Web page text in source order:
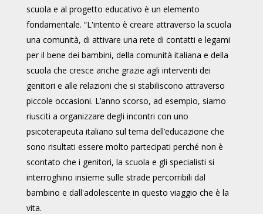
scuola e al progetto educativo è un elemento
fondamentale. “L'intento è creare attraverso la scuola
una comunità, di attivare una rete di contatti e legami
per il bene dei bambini, della comunità italiana e della
scuola che cresce anche grazie agli interventi dei
genitori e alle relazioni che si stabiliscono attraverso
piccole occasioni. L’anno scorso, ad esempio, siamo
riusciti a organizzare degli incontri con uno
psicoterapeuta italiano sul tema dell’educazione che
sono risultati essere molto partecipati perché non è
scontato che i genitori, la scuola e gli specialisti si
interroghino insieme sulle strade percorribili dal
bambino e dall'adolescente in questo viaggio che è la
vita.